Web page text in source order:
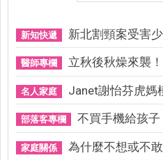
新知快遞 新北割頸案受害
醫師專欄 立秋後秋燥來襲
名人家庭 Janet謝怡芬虎媽模
部落客專欄 不買手機給孩子
家庭關係 為什麼不想或不敢